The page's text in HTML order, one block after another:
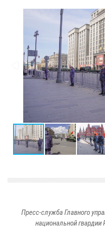
Пресс-служба Главного
национальной